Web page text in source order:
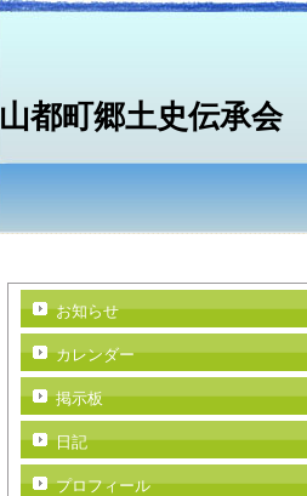
山都町郷土史伝承会
お知らせ
カレンダー
掲示板
日記
プロフィール